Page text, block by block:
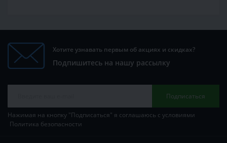
Хотите узнавать первым об акциях и скидках?
Подпишитесь на нашу рассылку
Подписаться
Нажимая на кнопку "Подписаться" я соглашаюсь с условиями
Политика безопасности